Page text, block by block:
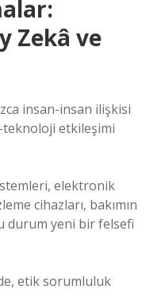
Zekâ ve
insan-insan ilişkisi
teknoloji etkileşimi
elektronik
cihazları, bakımın
durum yeni bir felsefi
etik sorumluluk